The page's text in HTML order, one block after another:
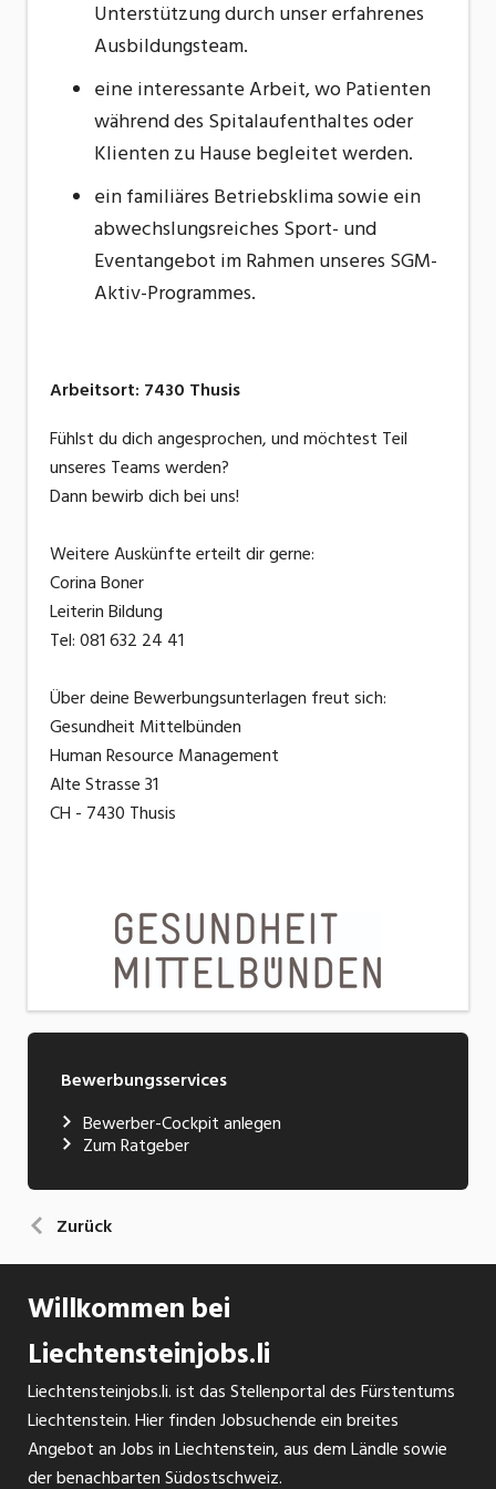
Unterstützung durch unser erfahrenes
Ausbildungsteam.
eine interessante Arbeit, wo Patienten
während des Spitalaufenthaltes oder
Klienten zu Hause begleitet werden.
ein familiäres Betriebsklima sowie ein
abwechslungsreiches Sport- und
Eventangebot im Rahmen unseres SGM-
Aktiv-Programmes.
Arbeitsort: 7430 Thusis
Fühlst du dich angesprochen, und möchtest Teil
unseres Teams werden?
Dann bewirb dich bei uns!
Weitere Auskünfte erteilt dir gerne:
Corina Boner
Leiterin Bildung
Tel: 081 632 24 41
Über deine Bewerbungsunterlagen freut sich:
Gesundheit Mittelbünden
Human Resource Management
Alte Strasse 31
CH - 7430 Thusis
Bewerbungsservices
Bewerber-Cockpit anlegen
Zum Ratgeber
Zurück
Willkommen bei
Liechtensteinjobs.li
Liechtensteinjobs.li. ist das Stellenportal des Fürstentums
Liechtenstein. Hier finden Jobsuchende ein breites
Angebot an Jobs in Liechtenstein, aus dem Ländle sowie
der benachbarten Südostschweiz.